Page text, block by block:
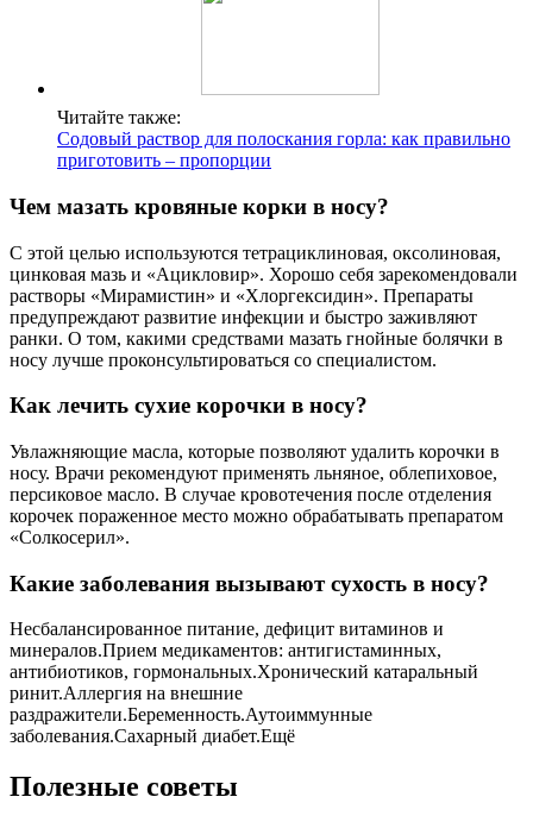
Читайте также:
Содовый раствор для полоскания горла: как правильно
приготовить – пропорции
Чем мазать кровяные корки в носу?
С этой целью используются тетрациклиновая, оксолиновая,
цинковая мазь и «Ацикловир». Хорошо себя зарекомендовали
растворы «Мирамистин» и «Хлоргексидин». Препараты
предупреждают развитие инфекции и быстро заживляют
ранки. О том, какими средствами мазать гнойные болячки в
носу лучше проконсультироваться со специалистом.
Как лечить сухие корочки в носу?
Увлажняющие масла, которые позволяют удалить корочки в
носу. Врачи рекомендуют применять льняное, облепиховое,
персиковое масло. В случае кровотечения после отделения
корочек пораженное место можно обрабатывать препаратом
«Солкосерил».
Какие заболевания вызывают сухость в носу?
Несбалансированное питание, дефицит витаминов и
минералов.Прием медикаментов: антигистаминных,
антибиотиков, гормональных.Хронический катаральный
ринит.Аллергия на внешние
раздражители.Беременность.Аутоиммунные
заболевания.Сахарный диабет.Ещё
Полезные советы